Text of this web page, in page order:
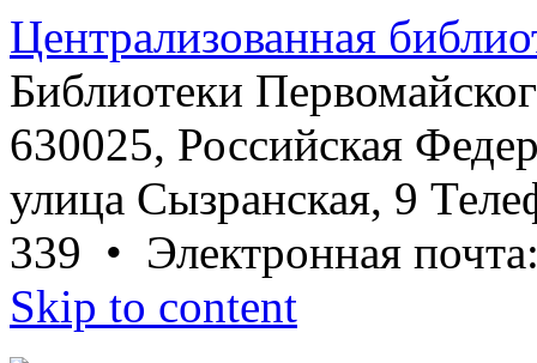
Централизованная
Библиотеки
630025, Российская
улица Сызранская, 9
339 • Электронная
Skip to content